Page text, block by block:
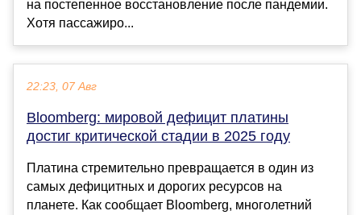
на постепенное восстановление после пандемии.
Хотя пассажиро...
22:23, 07 Авг
Bloomberg: мировой дефицит платины
достиг критической стадии в 2025 году
Платина стремительно превращается в один из
самых дефицитных и дорогих ресурсов на
планете. Как сообщает Bloomberg, многолетний